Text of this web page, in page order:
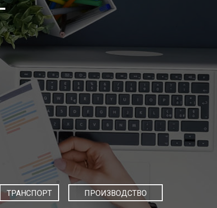
ТРАНСПОРТ ПРОИЗВОДСТВО